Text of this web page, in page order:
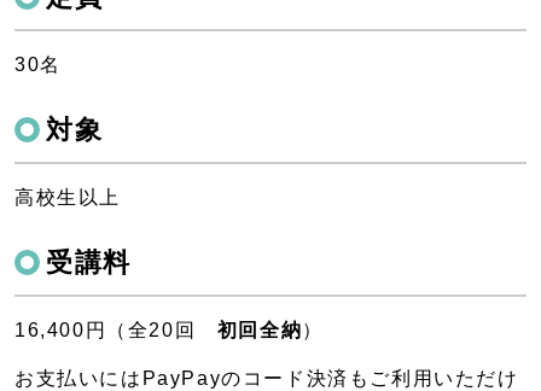
30名
対象
高校生以上
受講料
16,400円（全20回 初回全納）
お支払いにはPayPayのコード決済もご利用いただけ